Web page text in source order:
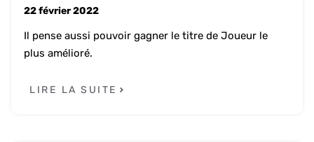
22 février 2022
Il pense aussi pouvoir gagner le titre de Joueur le
plus amélioré.
LIRE LA SUITE